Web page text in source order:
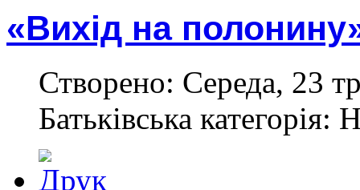
«Вихід на
Створено: Середа, 23
Батьківська категорія: